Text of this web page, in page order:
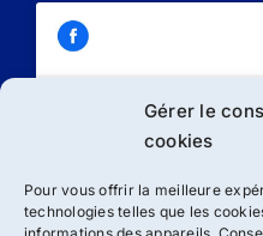
Gérer le
cookies
Pour vous offrir la meilleure
technologies telles que les
Cliquez sur «